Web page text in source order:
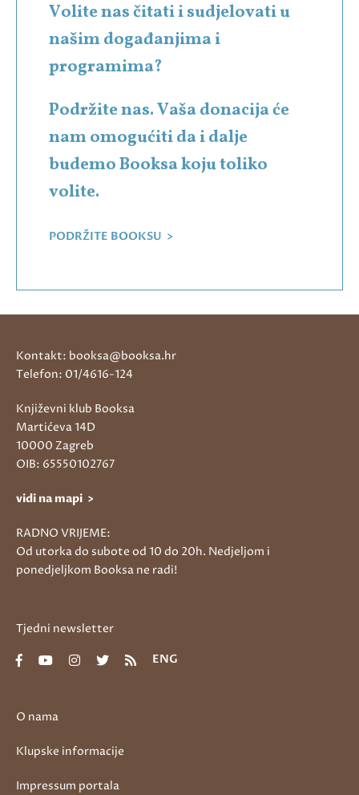
Volite nas čitati i sudjelovati u
našim događanjima i
programima?
Podržite nas. Vaša donacija će
nam omogućiti da i dalje
budemo Booksa koju toliko
volite.
PODRŽITE BOOKSU >
O nama
Klupske informacije
Impressum portala
Kontakt: booksa@booksa.hr
Telefon: 01/4616-124
Književni klub Booksa
Martićeva 14D
10000 Zagreb
OIB: 65550102767
vidi na mapi >
RADNO VRIJEME:
Od utorka do subote od 10 do 20h. Nedjeljom i
ponedjeljkom Booksa ne radi!
Tjedni newsletter
ENG